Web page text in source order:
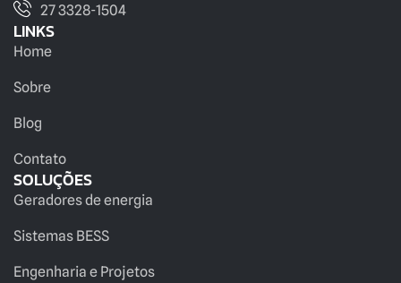
27 3328-1504
LINKS
Home
Sobre
Blog
Contato
SOLUÇÕES
Geradores de energia
Sistemas BESS
Engenharia e Projetos